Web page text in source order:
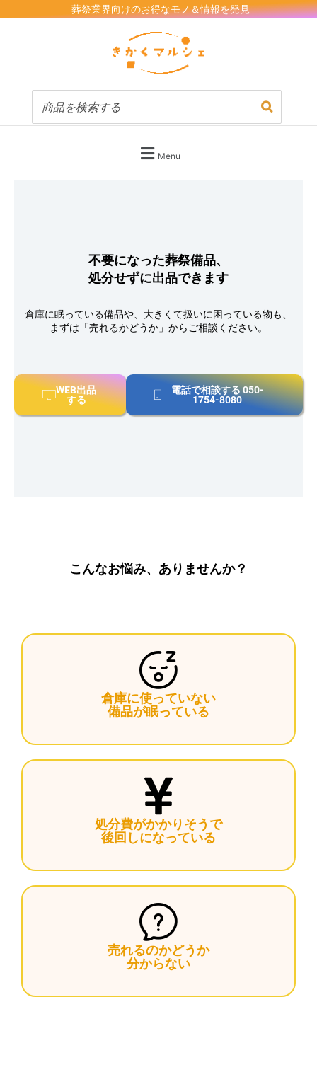
容
プ
葬祭業界向けのお得なモノ＆情報を発見
Menu
不要になった葬祭備品、
処分せずに出品できます
倉庫に眠っている備品や、大きくて扱いに困っている物も、
まずは「売れるかどうか」からご相談ください。
WEB出品
する
電話で相談する 050-
1754-8080
こんなお悩み、ありませんか？
倉庫に使っていない
備品が眠っている
処分費がかかりそうで
後回しになっている
売れるのかどうか
分からない